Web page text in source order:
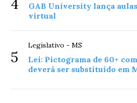
4
GAB University lança
virtual
5
Legislativo - MS
Lei: Pictograma de 60+
deverá ser substituído em